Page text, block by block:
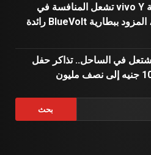
أكبر بطارية في تاريخ سلسلة vivo Y تشعل المنافسة في
مصر مع إطلاق vivo Y500، المزود ببطارية BlueVolt رائدة
تشتعل في الساحل.. تذاكر حفل